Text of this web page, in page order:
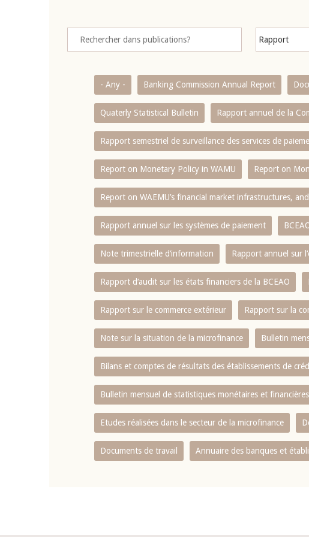
- Any - Banking Commission Annual Report
Quaterly Statistical Bulletin Rapport annuel de la
Rapport semestriel de surveillance des services de
Report on Monetary Policy in WAMU Report on
Report on WAEMU’s financial market infrastructures,
Rapport annuel sur les systèmes de paiement
Note trimestrielle d‘information Rapport annuel sur
Rapport d‘audit sur les états financiers de la BCEAO
Rapport sur le commerce extérieur Rapport sur la
Note sur la situation de la microfinance Bulletin
Bilans et comptes de résultats des établissements de
Bulletin mensuel de statistiques monétaires et financières
Etudes réalisées dans le secteur de la microfinance
Documents de travail Annuaire des banques et